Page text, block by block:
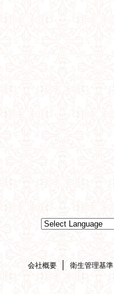
会社概要 衛生管理基準